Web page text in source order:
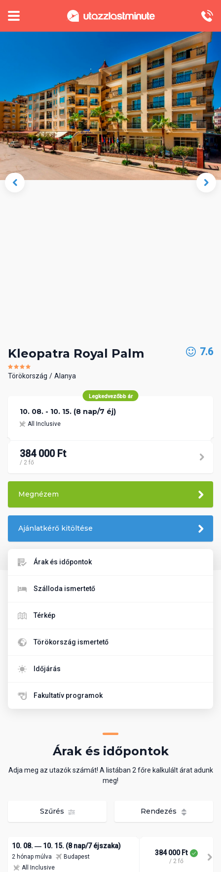
Kleopatra Royal Palm
Törökország Alanya
7.6
Legkedvezőbb ár
10. 08. - 10. 15. (8 nap/7 éj)
All Inclusive
384 000 Ft
/ 2 fő
Megnézem
Ajánlatkérő kitöltése
Árak és időpontok
Szálloda ismertető
Térkép
Törökország ismertető
Időjárás
Fakultatív programok
Árak és időpontok
Adja meg az utazók számát! A listában 2 főre kalkulált árat adunk
meg!
Szűrés Rendezés
10. 08. ― 10. 15. (8 nap/7 éjszaka)
2 hónap múlva
Budapest
All Inclusive
384 000 Ft
/ 2 fő